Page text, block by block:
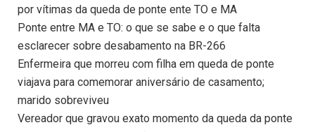
por vítimas da queda de ponte ente TO e MA
Ponte entre MA e TO: o que se sabe e o que falta
esclarecer sobre desabamento na BR-266
Enfermeira que morreu com filha em queda de ponte
viajava para comemorar aniversário de casamento;
marido sobreviveu
Vereador que gravou exato momento da queda da ponte